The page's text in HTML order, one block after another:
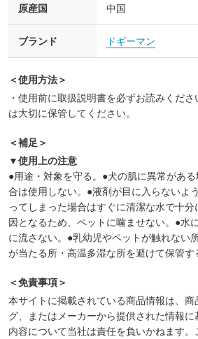
原産国 中国
ブランド ドギーマン
＜使用方法＞
・使用前に取扱説明書を必ずお読みくだ
は大切に保管してください。
＜補足＞
▼使用上の注意
●用途・対象を守る。●犬の肌に異常があ
合は使用しない。●液剤が目に入らないよ
ってしまった場合はすぐに清潔な水で十
因となるため、ペットに噛ませない。●水
に流さない。●乳幼児やペットが触れない
が当たる所・高温多湿な所を避けて保管す
＜免責事項＞
本サイトに掲載されている商品情報は、商
グ、またはメーカーから提供された情報
内容について当社は責任を負いかねます